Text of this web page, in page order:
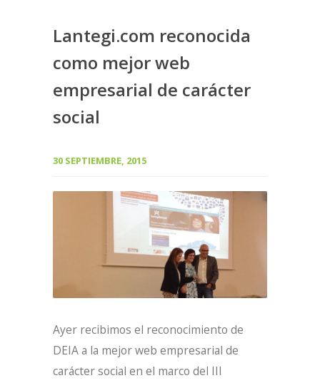
Lantegi.com reconocida
como mejor web
empresarial de carácter
social
30 SEPTIEMBRE, 2015
Ayer recibimos el reconocimiento de
DEIA a la mejor web empresarial de
carácter social en el marco del III